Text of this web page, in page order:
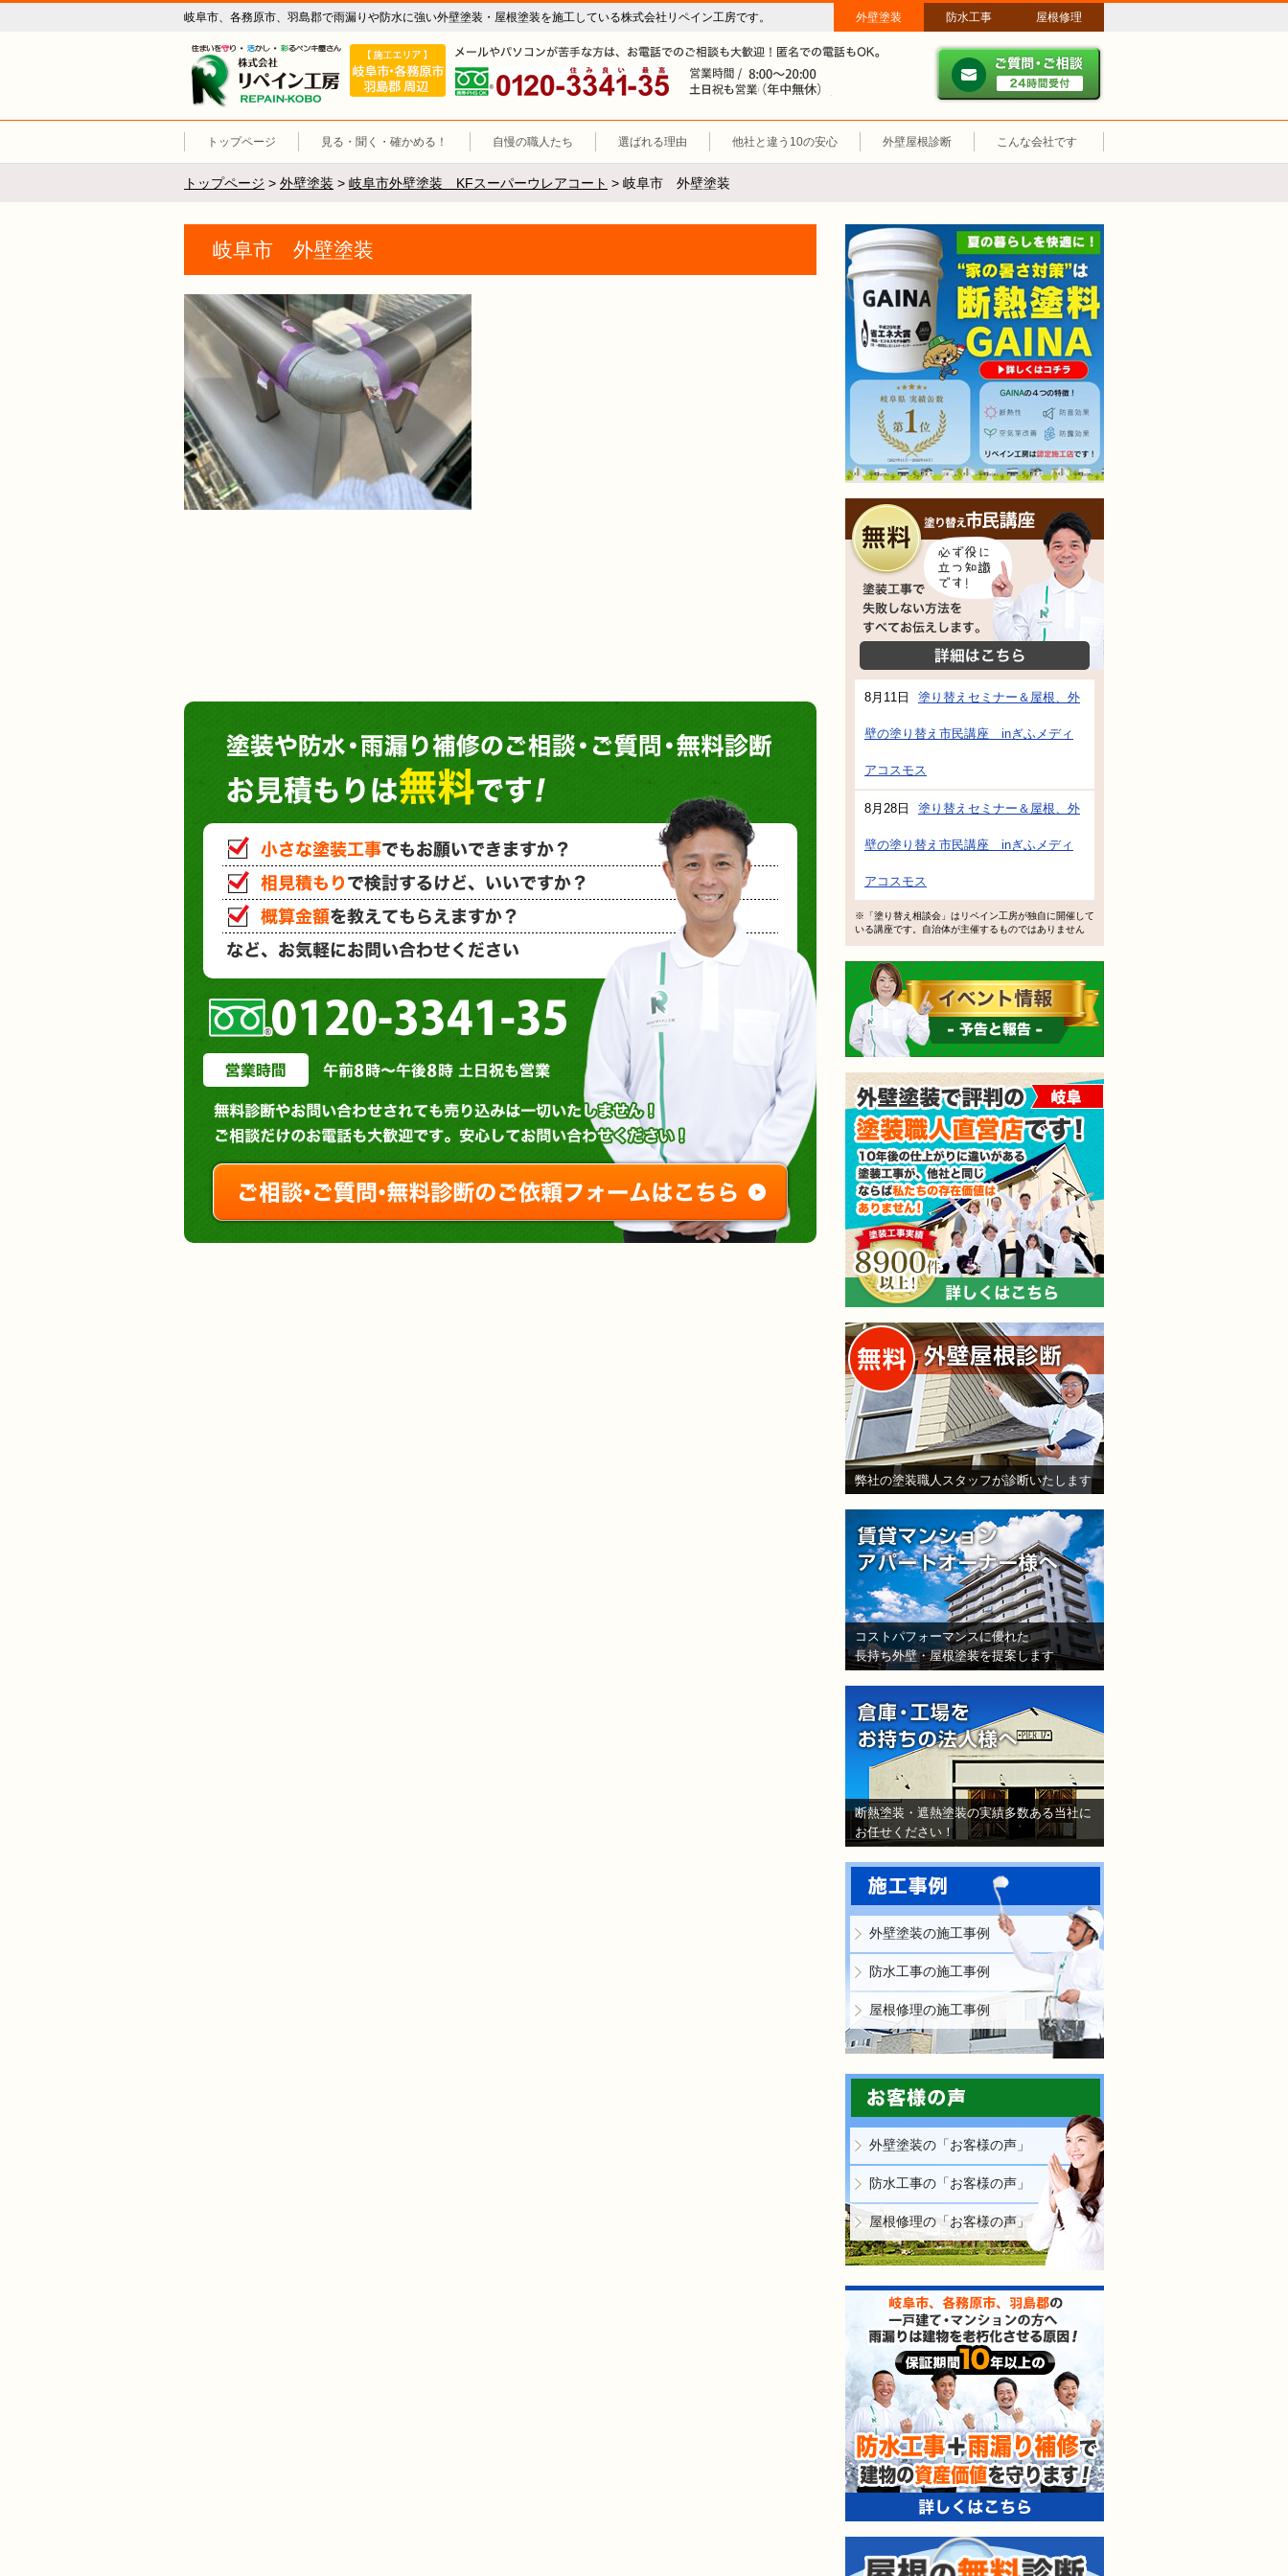
岐阜市、各務原市、羽島郡で雨漏りや防水に強い外壁塗装・屋根塗装を施工している株式会社リペイン工房です。 外壁塗装 防水工事 屋根修理
リペイン工房（外壁塗装・屋根塗装・雨漏り修理・防水工事）
施工エリア 岐阜市、各務原市、羽島郡。
メールやパソコンが苦手な方は、お電話でのご相談も大歓迎！匿名での
0120-3341-35
営業時間：午前8時～午後8時 年中無休、土日祝も営業しています。
トップページ 見る・聞く・確かめる！ 自慢の職人たち 選ばれる理由 他社と違う10の安心 外壁屋根診断 こんな会社です
トップページ > 外壁塗装 > 岐阜市外壁塗装 KFスーパーウレアコート > 岐阜市 外壁塗装
岐阜市 外壁塗装
塗装工事で失敗しない方法をすべてお伝え
8月11日 塗り替えセミナー＆屋根、外
壁の塗り替え市民講座 inぎふメディ
アコスモス
8月28日 塗り替えセミナー＆屋根、外
壁の塗り替え市民講座 inぎふメディ
アコスモス
※「塗り替え相談会」はリペイン工房が独自に開催して
いる講座です。自治体が主催するものではありません
弊社の塗装職人スタッフが診断いたします
コストパフォーマンスに優れた
長持ち外壁・屋根塗装を提案します
断熱塗装・遮熱塗装の実績多数ある当社に
お任せください！
外壁塗装の施工事例
防水工事の施工事例
屋根修理の施工事例
外壁塗装の「お客様の声」
防水工事の「お客様の声」
屋根修理の「お客様の声」
塗装や防水・雨漏り補修のご相談・ご質問・無
小さな塗装工事でもお願いできますか？
相見積もりで検討するけど、いいですか？
概算金額を教えてもらえますか？
など、お気軽にお問い合わせください。
0120-3341-35
営業時間 : 午前8時～午後8時 土日祝も営業
無料診断やお問い合わせされても売り込みは一切いたしません！ ご相談だけのお電話
ご相談・ご質問・無料診断のご依頼フォームはこちら